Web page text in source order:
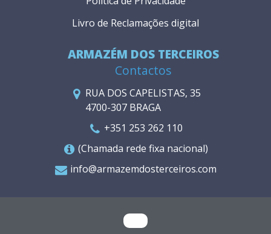
ARMAZÉM DOS TERCEIROS
Contactos
RUA DOS CAPELISTAS, 35
4700-307 BRAGA
+351 253 262 110
(Chamada rede fixa nacional)
info@armazemdosterceiros.com
Livro de Reclamações digital